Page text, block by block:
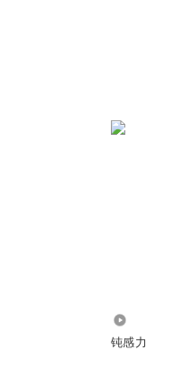
钝感力